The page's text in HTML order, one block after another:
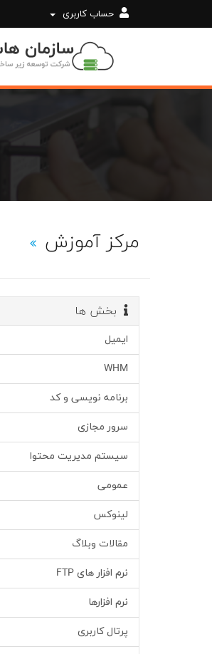
حساب کاربری
مرکز آموزش
بخش ها
ایمیل
WHM
برنامه نویسی و کد
سرور مجازی
سیستم مدیریت محتوا
عمومی
لینوکس
مقالات وبلاگ
نرم افزار های FTP
نرم افزارها
پرتال کاربری